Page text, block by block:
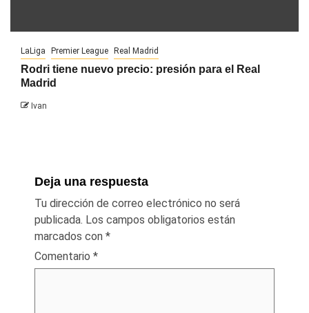
LaLiga Premier League Real Madrid
Rodri tiene nuevo precio: presión para el Real
Madrid
Ivan
Deja una respuesta
Tu dirección de correo electrónico no será
publicada. Los campos obligatorios están
marcados con *
Comentario *